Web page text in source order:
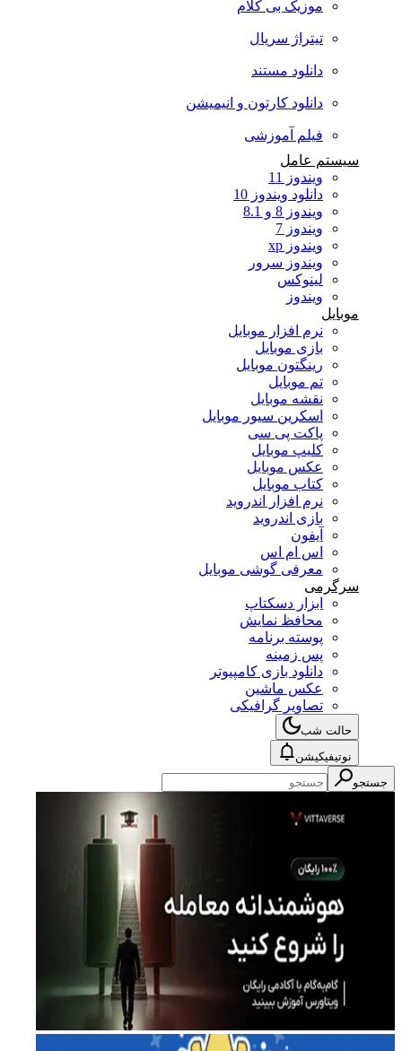
موزیک بی کلام
تیتراژ سریال
دانلود مستند
دانلود کارتون و انیمیشن
فیلم آموزشی
سیستم عامل
ویندوز 11
دانلود ویندوز 10
ویندوز 8 و 8.1
ویندوز 7
ویندوز xp
ویندوز سرور
لینوکس
ویندوز
موبایل
نرم افزار موبایل
بازی موبایل
رینگتون موبایل
تم موبایل
نقشه موبایل
اسکرین سیور موبایل
پاکت پی سی
کلیپ موبایل
عکس موبایل
کتاب موبایل
نرم افزار اندروید
بازی اندروید
آیفون
اس ام اس
معرفی گوشی موبایل
سرگرمی
ابزار دسکتاپ
محافظ نمایش
پوسته برنامه
پس زمینه
دانلود بازی کامپیوتر
عکس ماشین
تصاویر گرافیکی
حالت شب
نوتیفیکیشن
جستجو